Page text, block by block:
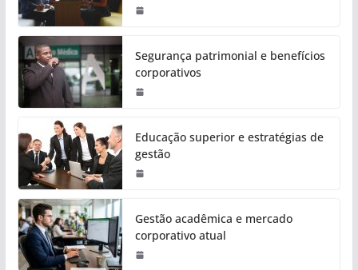
Segurança patrimonial e benefícios
corporativos
Educação superior e estratégias de
gestão
Gestão acadêmica e mercado
corporativo atual